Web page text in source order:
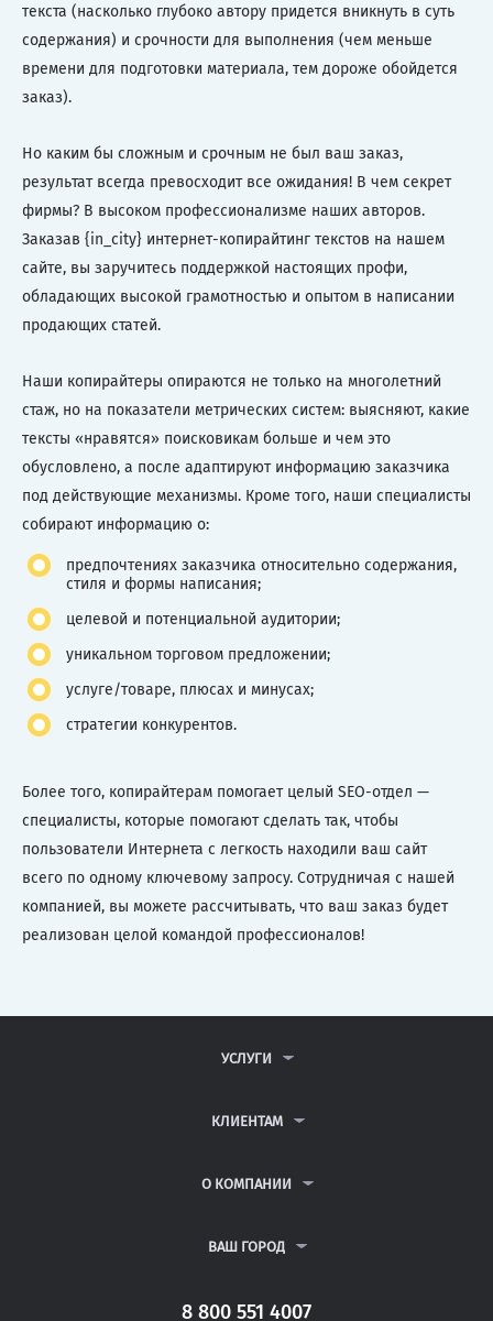
текста (насколько глубоко автору придется вникнуть в суть
содержания) и срочности для выполнения (чем меньше
времени для подготовки материала, тем дороже обойдется
заказ).
Но каким бы сложным и срочным не был ваш заказ,
результат всегда превосходит все ожидания! В чем секрет
фирмы? В высоком профессионализме наших авторов.
Заказав {in_city} интернет-копирайтинг текстов на нашем
сайте, вы заручитесь поддержкой настоящих профи,
обладающих высокой грамотностью и опытом в написании
продающих статей.
Наши копирайтеры опираются не только на многолетний
стаж, но на показатели метрических систем: выясняют, какие
тексты «нравятся» поисковикам больше и чем это
обусловлено, а после адаптируют информацию заказчика
под действующие механизмы. Кроме того, наши специалисты
собирают информацию о:
предпочтениях заказчика относительно содержания,
стиля и формы написания;
целевой и потенциальной аудитории;
уникальном торговом предложении;
услуге/товаре, плюсах и минусах;
стратегии конкурентов.
Более того, копирайтерам помогает целый SEO-отдел —
специалисты, которые помогают сделать так, чтобы
пользователи Интернета с легкость находили ваш сайт
всего по одному ключевому запросу. Сотрудничая с нашей
компанией, вы можете рассчитывать, что ваш заказ будет
реализован целой командой профессионалов!
УСЛУГИ
ДИПЛОМНЫЕ РАБОТЫ
РЕФЕРАТЫ
КЛИЕНТАМ
ВОПРОСЫ И ОТВЕТЫ
ПОЛИТИКА КОНФИДЕНЦИАЛЬНОСТИ
О КОМПАНИИ
КОНТАКТЫ
ВАШ ГОРОД
САНКТ-ПЕТЕРБУРГ
8 800 551 4007